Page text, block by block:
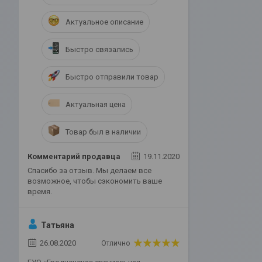
Актуальное описание
Быстро связались
Быстро отправили товар
Актуальная цена
Товар был в наличии
Комментарий продавца
19.11.2020
Спасибо за отзыв. Мы делаем все
возможное, чтобы сэкономить ваше
время.
Татьяна
26.08.2020 Отлично